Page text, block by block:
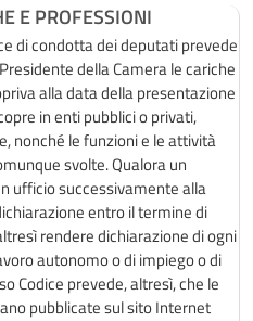
E PROFESSIONI
di condotta dei deputati prevede
della Camera le cariche
alla data della presentazione
in enti pubblici o privati,
nonché le funzioni e le attività
svolte. Qualora un
ufficio successivamente alla
entro il termine di
rendere dichiarazione di ogni
autonomo o di impiego o di
Codice prevede, altresì, che le
pubblicate sul sito Internet